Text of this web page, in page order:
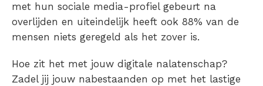
met hun sociale media-profiel gebeurt na
overlijden en uiteindelijk heeft ook 88% van de
mensen niets geregeld als het zover is.
Hoe zit het met jouw digitale nalatenschap?
Zadel jij jouw nabestaanden op met het lastige